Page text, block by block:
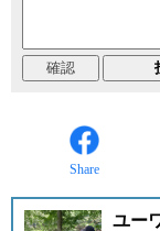
Share
ユー